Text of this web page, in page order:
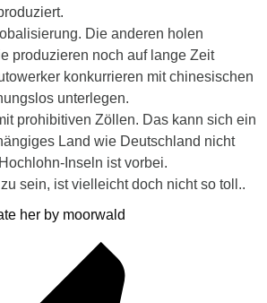
Die anderen holen
produzieren noch auf lange Zeit
konkurrieren mit chinesischen
unterlegen.
prohibitiven Zöllen. Das kann sich ein
Land wie Deutschland nicht
Inseln ist vorbei.
sein, ist vielleicht doch nicht so toll..
her by moorwald